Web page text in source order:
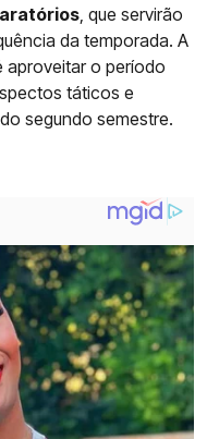
, que servirão
da temporada. A
o período
táticos e
segundo semestre.